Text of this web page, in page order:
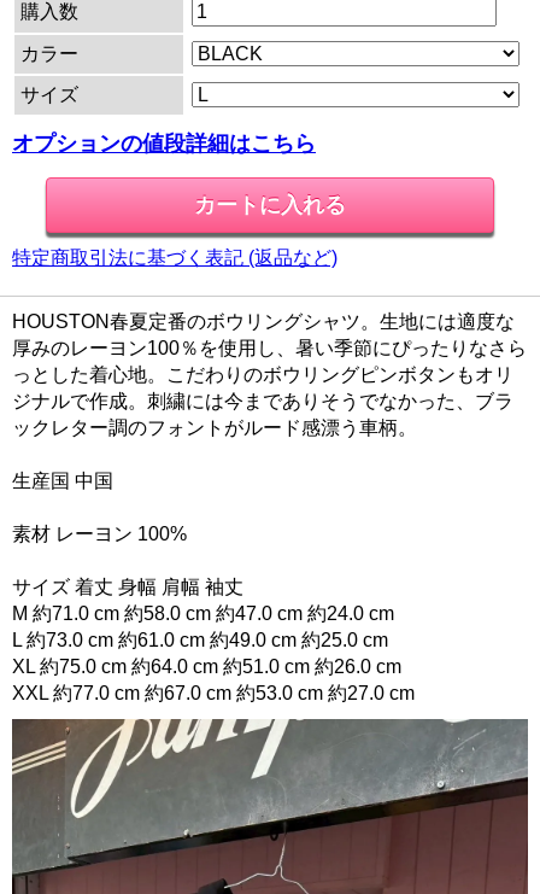
購入数
カラー
サイズ
オプションの値段詳細はこちら
特定商取引法に基づく表記 (返品など)
HOUSTON春夏定番のボウリングシャツ。生地には適度な
厚みのレーヨン100％を使用し、暑い季節にぴったりなさら
っとした着心地。こだわりのボウリングピンボタンもオリ
ジナルで作成。刺繍には今までありそうでなかった、ブラ
ックレター調のフォントがルード感漂う車柄。
生産国 中国
素材 レーヨン 100%
サイズ 着丈 身幅 肩幅 袖丈
M 約71.0 cm 約58.0 cm 約47.0 cm 約24.0 cm
L 約73.0 cm 約61.0 cm 約49.0 cm 約25.0 cm
XL 約75.0 cm 約64.0 cm 約51.0 cm 約26.0 cm
XXL 約77.0 cm 約67.0 cm 約53.0 cm 約27.0 cm